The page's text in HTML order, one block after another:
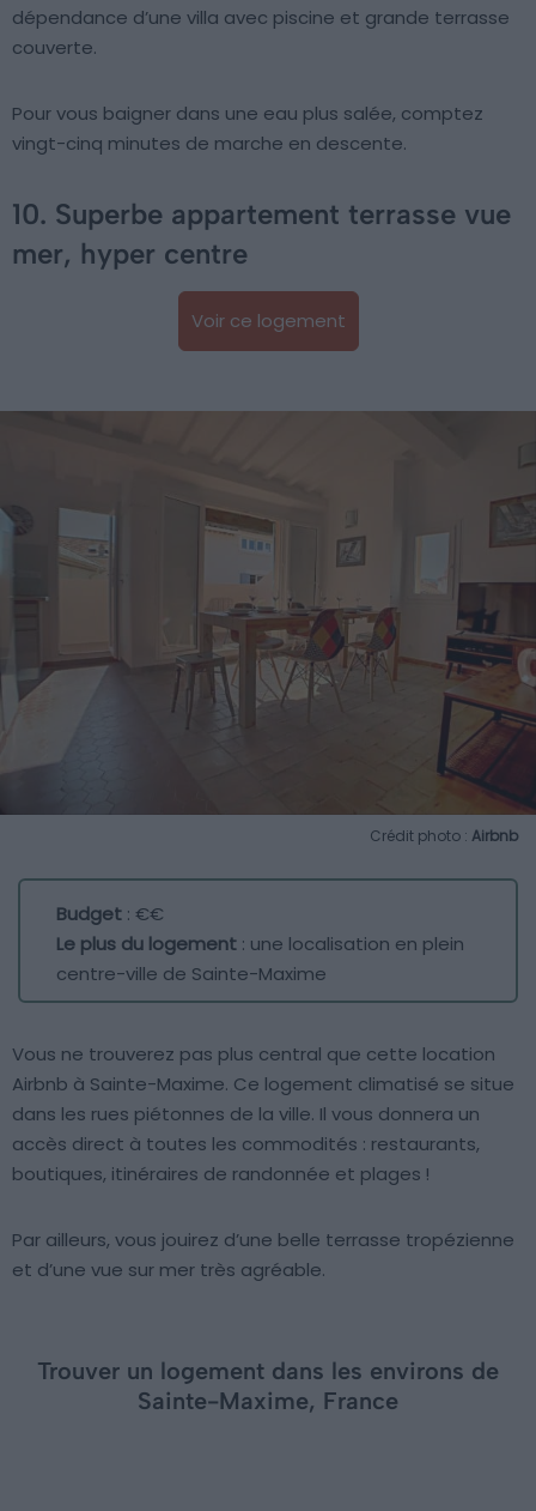
dépendance d’une villa avec piscine et grande terrasse
couverte.
Pour vous baigner dans une eau plus salée, comptez
vingt-cinq minutes de marche en descente.
10. Superbe appartement terrasse vue
mer, hyper centre
Voir ce logement
Crédit photo : Airbnb
Budget : €€
Le plus du logement : une localisation en plein
centre-ville de Sainte-Maxime
Vous ne trouverez pas plus central que cette location
Airbnb à Sainte-Maxime. Ce logement climatisé se situe
dans les rues piétonnes de la ville. Il vous donnera un
accès direct à toutes les commodités : restaurants,
boutiques, itinéraires de randonnée et plages !
Par ailleurs, vous jouirez d’une belle terrasse tropézienne
et d’une vue sur mer très agréable.
Trouver un logement dans les environs de
Sainte-Maxime, France